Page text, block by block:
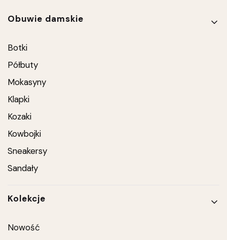
Linki w stopce
Obuwie damskie
Botki
Półbuty
Mokasyny
Klapki
Kozaki
Kowbojki
Sneakersy
Sandały
Kolekcje
Nowość